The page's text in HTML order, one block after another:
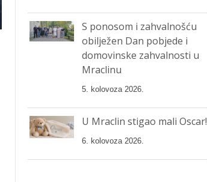
S ponosom i zahvalnošću
obilježen Dan pobjede i
domovinske zahvalnosti u
Mraclinu
5. kolovoza 2026.
U Mraclin stigao mali Oscar!
6. kolovoza 2026.